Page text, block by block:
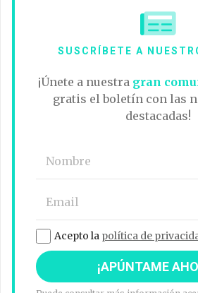
SUSCRÍBETE A
¡Únete a nuestra gran
gratis el boletín con las
destacadas!
Acepto la política de